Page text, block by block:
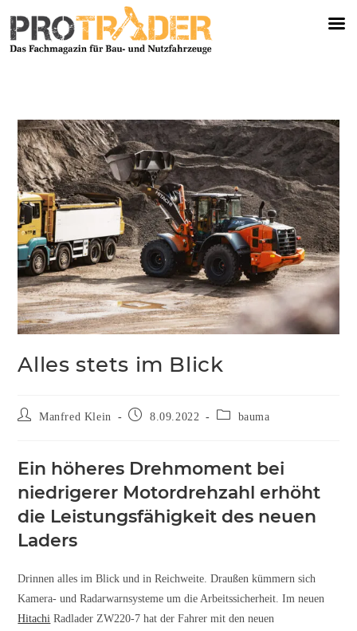
Alles stets im Blick
Manfred Klein 8.09.2022 bauma
Ein höheres Drehmoment bei
niedrigerer Motordrehzahl erhöht
die Leistungsfähigkeit des neuen
Laders
Drinnen alles im Blick und in Reichweite. Draußen kümmern sich
Kamera- und Radarwarnsysteme um die Arbeitssicherheit. Im neuen
Hitachi Radlader ZW220-7 hat der Fahrer mit den neuen